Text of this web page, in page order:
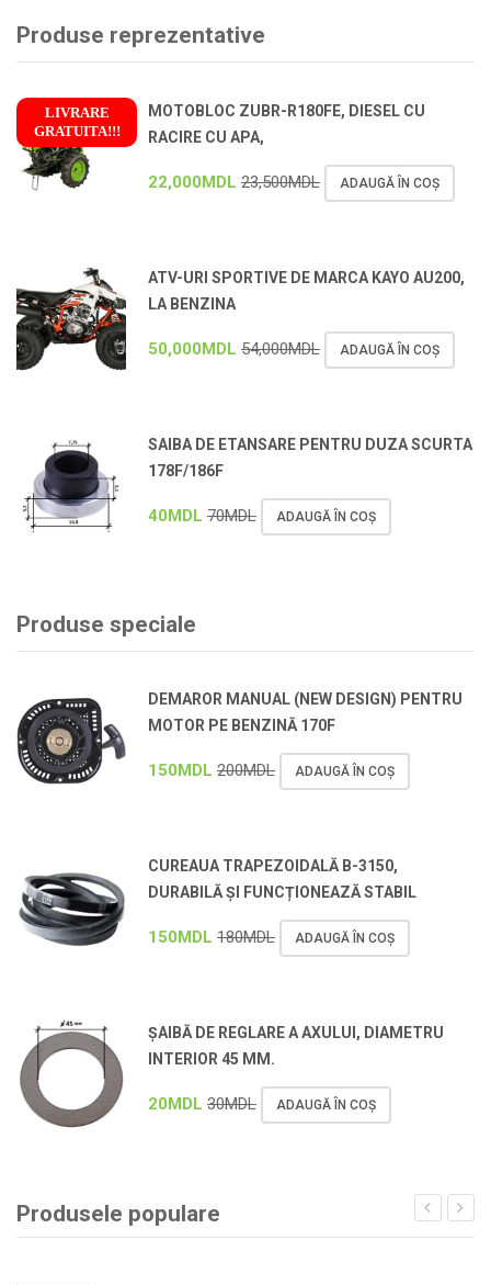
Produse reprezentative
LIVRARE
GRATUITA!!!
!
MOTOBLOC ZUBR-R180FE, DIESEL CU
RACIRE CU APA,
22,000MDL 23,500MDL ADAUGĂ ÎN COȘ
ATV-URI SPORTIVE DE MARCA KAYO AU200,
LA BENZINA
50,000MDL 54,000MDL ADAUGĂ ÎN COȘ
SAIBA DE ETANSARE PENTRU DUZA SCURTA
178F/186F
40MDL 70MDL ADAUGĂ ÎN COȘ
Produse speciale
DEMAROR MANUAL (NEW DESIGN) PENTRU
MOTOR PE BENZINĂ 170F
150 MDL 200MDL ADAUGĂ ÎN COȘ
CUREAUA TRAPEZOIDALĂ B-3150,
DURABILĂ ȘI FUNCȚIONEAZĂ STABIL
150 MDL 180MDL ADAUGĂ ÎN COȘ
ȘAIBĂ DE REGLARE A AXULUI, DIAMETRU
INTERIOR 45 MM.
20 MDL 30MDL ADAUGĂ ÎN COȘ
Produsele populare